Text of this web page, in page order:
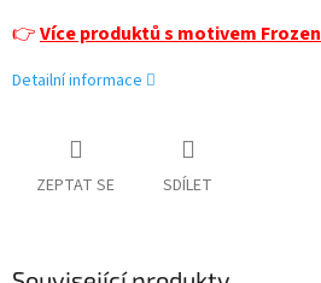
👉Více produktů s motivem Frozen
Detailní informace
ZEPTAT SE SDÍLET